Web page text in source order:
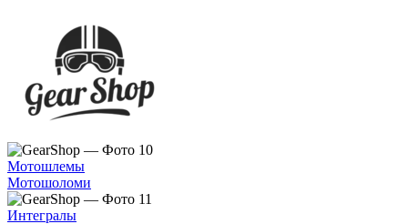
Мотошлемы
Мотошоломи
Интегралы